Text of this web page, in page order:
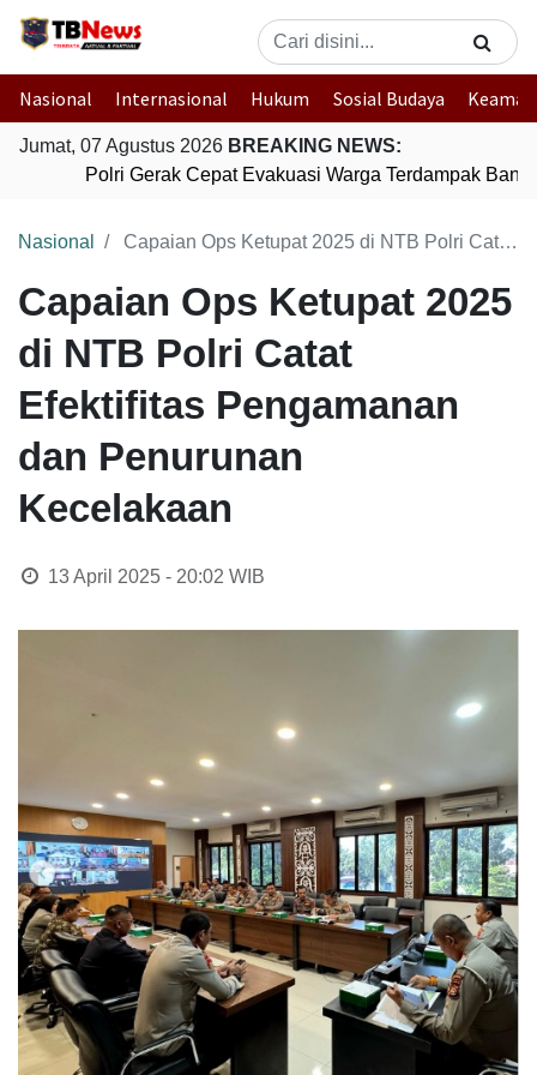
Nasional Internasional Hukum Sosial Budaya
Jumat, 07 Agustus 2026 BREAKING NEWS:
Polri Gerak Cepat Evakuasi Warga Terdampak Banjir
Nasional Capaian Ops Ketupat 2025 di NTB Polri Catat Efektifitas Pengamanan dan Penurunan Kecelakaan
Capaian Ops Ketupat 2025
di NTB Polri Catat
Efektifitas Pengamanan
dan Penurunan
Kecelakaan
13 April 2025 - 20:02 WIB